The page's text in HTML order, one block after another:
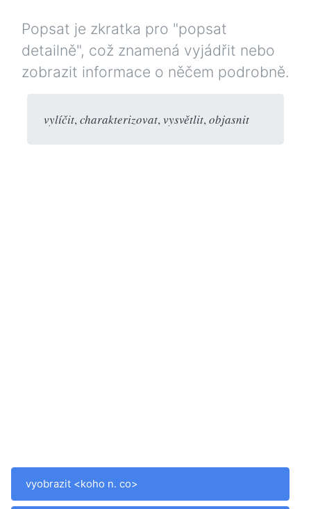
Popsat je zkratka pro "popsat
detailně", což znamená vyjádřit nebo
zobrazit informace o něčem podrobně.
vylíčit,charakterizovat,vysvětlit,objasnit
vyobrazit <koho n. co>